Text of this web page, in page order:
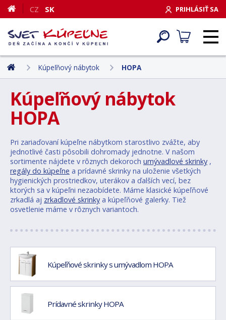
PRIHLÁSIŤ SA
CZ SK
Kúpeľňový nábytok HOPA
Kúpeľňový nábytok
HOPA
Pri zariaďovaní kúpeľne nábytkom starostlivo zvážte, aby
jednotlivé časti pôsobili dohromady jednotne. V našom
sortimente nájdete v rôznych dekoroch umývadlové skrinky ,
regály do kúpeľne a prídavné skrinky na uloženie všetkých
hygienických prostriedkov, uterákov a ďalších vecí, bez
ktorých sa v kúpeľni nezaobídete. Máme klasické kúpeľňové
zrkadlá aj zrkadlové skrinky a kúpeľňové galerky. Tiež
osvetlenie máme v rôznych variantoch.
Kúpeľňové skrinky s umývadlom HOPA
Prídavné skrinky HOPA